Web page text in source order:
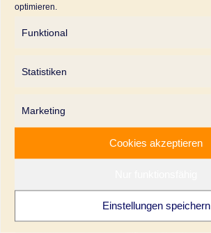
optimieren.
Funktional
Statistiken
Marketing
Cookies akzeptieren
Einstellungen speichern